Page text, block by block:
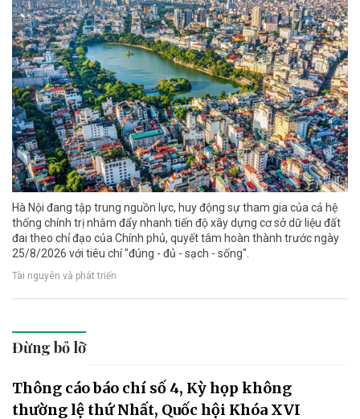
Hà Nội đang tập trung nguồn lực, huy động sự tham gia của cả hệ
thống chính trị nhằm đẩy nhanh tiến độ xây dựng cơ sở dữ liệu đất
đai theo chỉ đạo của Chính phủ, quyết tâm hoàn thành trước ngày
25/8/2026 với tiêu chí "đúng - đủ - sạch - sống".
Tài nguyên và phát triển
Đừng bỏ lỡ
Thông cáo báo chí số 4, Kỳ họp không
thường lệ thứ Nhất, Quốc hội Khóa XVI